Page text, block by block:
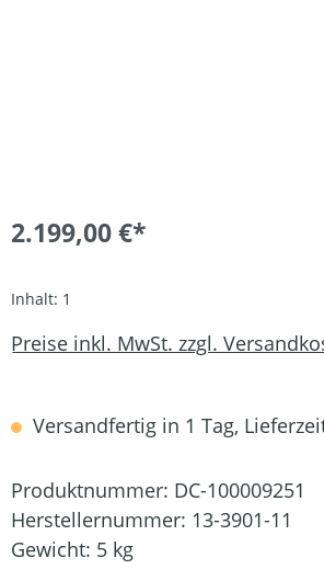
2.199,00 €*
Inhalt: 1
Preise inkl. MwSt. zzgl.
Versandfertig in 1 Tag,
Produktnummer: DC-100009251
Herstellernummer: 13-3901-11
Gewicht: 5 kg